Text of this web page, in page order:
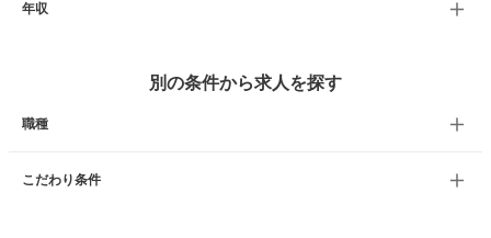
年収
別の条件から求人を探す
職種
こだわり条件